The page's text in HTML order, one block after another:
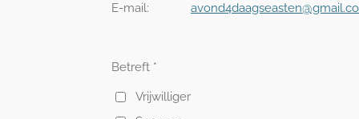
E-mail:
Betreft *
Vrijwilliger